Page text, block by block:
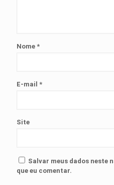
Nome *
E-mail *
Site
Salvar meus dados neste
que eu comentar.